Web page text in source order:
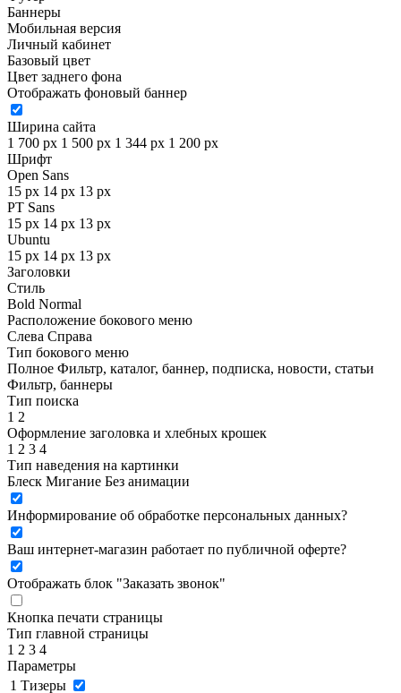
Баннеры
Мобильная версия
Личный кабинет
Базовый цвет
Цвет заднего фона
Отображать фоновый баннер
Ширина сайта
1 700 px 1 500 px 1 344 px 1 200 px
Шрифт
Open Sans
15 px 14 px 13 px
PT Sans
15 px 14 px 13 px
Ubuntu
15 px 14 px 13 px
Заголовки
Стиль
Bold Normal
Расположение бокового меню
Слева Справа
Тип бокового меню
Полное Фильтр, каталог, баннер, подписка, новости, статьи
Фильтр, баннеры
Тип поиска
1 2
Оформление заголовка и хлебных крошек
1 2 3 4
Тип наведения на картинки
Блеск Мигание Без анимации
Информирование об обработке персональных данных?
Ваш интернет-магазин работает по публичной оферте?
Отображать блок "Заказать звонок"
Кнопка печати страницы
Тип главной страницы
1 2 3 4
Параметры
1 Тизеры